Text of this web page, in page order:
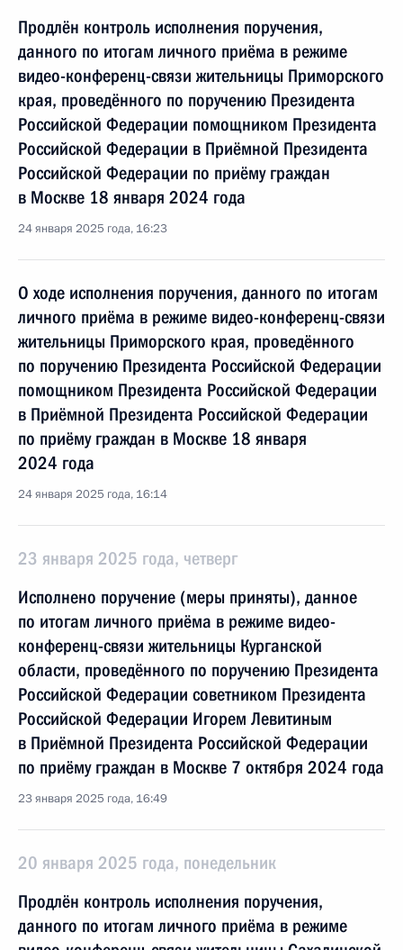
Продлён контроль исполнения поручения,
данного по итогам личного приёма в режиме
видео-конференц-связи жительницы Приморского
края, проведённого по поручению Президента
Российской Федерации помощником Президента
Российской Федерации в Приёмной Президента
Российской Федерации по приёму граждан
в Москве 18 января 2024 года
24 января 2025 года, 16:23
О ходе исполнения поручения, данного по итогам
личного приёма в режиме видео-конференц-связи
жительницы Приморского края, проведённого
по поручению Президента Российской Федерации
помощником Президента Российской Федерации
в Приёмной Президента Российской Федерации
по приёму граждан в Москве 18 января
2024 года
24 января 2025 года, 16:14
23 января 2025 года, четверг
Исполнено поручение (меры приняты), данное
по итогам личного приёма в режиме видео-
конференц-связи жительницы Курганской
области, проведённого по поручению Президента
Российской Федерации советником Президента
Российской Федерации Игорем Левитиным
в Приёмной Президента Российской Федерации
по приёму граждан в Москве 7 октября 2024 года
23 января 2025 года, 16:49
20 января 2025 года, понедельник
Продлён контроль исполнения поручения,
данного по итогам личного приёма в режиме